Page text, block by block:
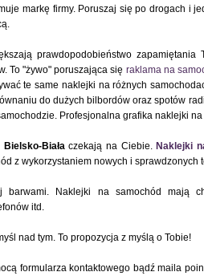
markę firmy. Poruszaj się po drogach i
prawdopodobieństwo
To "żywo" poruszająca się raklama na
te same naklejki na różnych
do dużych bilbordów oraz spotów
Profesjonalna grafika naklejki
Bielsko-Białaczekają na Ciebie. Naklejki
z wykorzystaniem nowych i sprawdzonych
Naklejki na samochód mają
itd.
nad tym. To propozycja z myślą o Tobie!
formularza kontaktowego bądź maila